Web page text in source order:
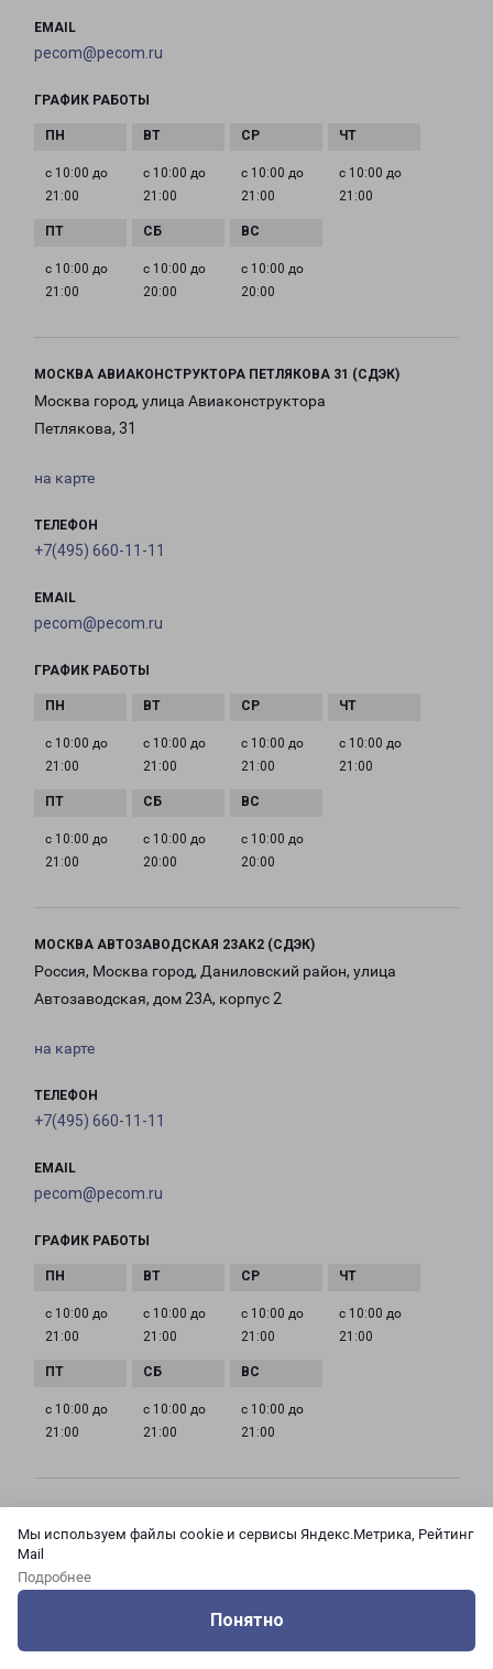
Мы используем файлы cookie и сервисы Яндекс.Метрика, Рейтинг
Mail
Подробнее
Понятно
EMAIL
pecom@pecom.ru
ГРАФИК РАБОТЫ
с 10:00 до
21:00
с 10:00 до
21:00
с 10:00 до
21:00
с 10:00 до
21:00
с 10:00 до
21:00
с 10:00 до
20:00
с 10:00 до
20:00
МОСКВА АВИАКОНСТРУКТОРА ПЕТЛЯКОВА 31 (СДЭК)
Москва город, улица Авиаконструктора
Петлякова, 31
на карте
ТЕЛЕФОН
+7(495) 660-11-11
EMAIL
pecom@pecom.ru
ГРАФИК РАБОТЫ
с 10:00 до
21:00
с 10:00 до
21:00
с 10:00 до
21:00
с 10:00 до
21:00
с 10:00 до
21:00
с 10:00 до
20:00
с 10:00 до
20:00
МОСКВА АВТОЗАВОДСКАЯ 23АК2 (СДЭК)
Россия, Москва город, Даниловский район, улица
Автозаводская, дом 23А, корпус 2
на карте
ТЕЛЕФОН
+7(495) 660-11-11
EMAIL
pecom@pecom.ru
ГРАФИК РАБОТЫ
с 10:00 до
21:00
с 10:00 до
21:00
с 10:00 до
21:00
с 10:00 до
21:00
с 10:00 до
21:00
с 10:00 до
21:00
с 10:00 до
21:00
Россия, Москва город, Зюзино район, улица
Азовская, дом 24, корпус 3